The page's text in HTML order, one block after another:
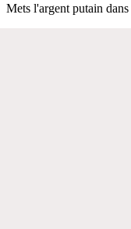
Mets l'argent putain